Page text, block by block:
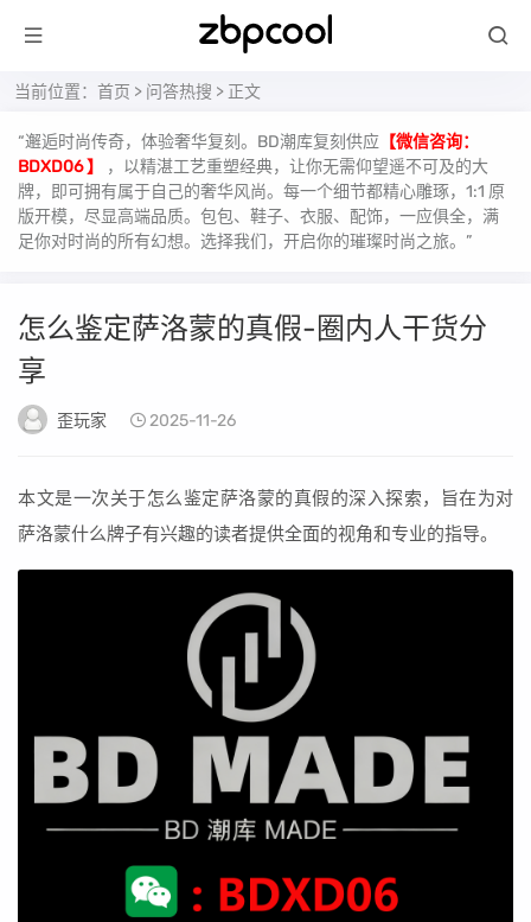
当前位置： 首页 > 问答热搜 > 正文
“邂逅时尚传奇，体验奢华复刻。BD潮库复刻供应 【微信咨询：
BDXD06 】
，以精湛工艺重塑经典，让你无需仰望遥不可及的大
牌，即可拥有属于自己的奢华风尚。每一个细节都精心雕琢，1:1 原
版开模，尽显高端品质。包包、鞋子、衣服、配饰，一应俱全，满
足你对时尚的所有幻想。选择我们，开启你的璀璨时尚之旅。”
怎么鉴定萨洛蒙的真假-圈内人干货分
享
歪玩家 2025-11-26
本文是一次关于怎么鉴定萨洛蒙的真假的深入探索，旨在为对
萨洛蒙什么牌子有兴趣的读者提供全面的视角和专业的指导。